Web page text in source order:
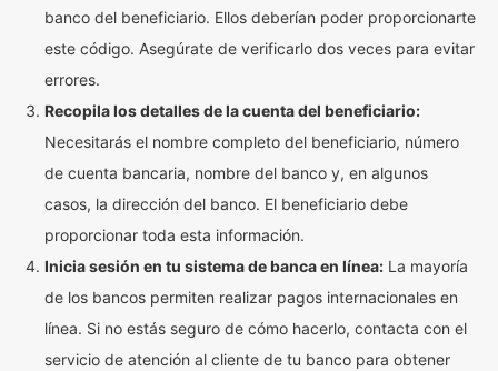
banco del beneficiario. Ellos deberían poder proporcionarte
este código. Asegúrate de verificarlo dos veces para evitar
errores.
Recopila los detalles de la cuenta del beneficiario:
Necesitarás el nombre completo del beneficiario, número
de cuenta bancaria, nombre del banco y, en algunos
casos, la dirección del banco. El beneficiario debe
proporcionar toda esta información.
Inicia sesión en tu sistema de banca en línea: La mayoría
de los bancos permiten realizar pagos internacionales en
línea. Si no estás seguro de cómo hacerlo, contacta con el
servicio de atención al cliente de tu banco para obtener